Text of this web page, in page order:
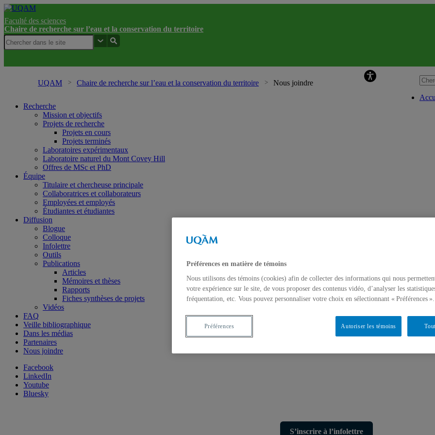
Faculté des sciences
Chaire de recherche sur l’eau et la conservation du territoire
UQAM Chaire de recherche sur l’eau et la conservation du territoire Nous joindre
Recherche
Mission et objectifs
Projets de recherche
Projets en cours
Projets terminés
Laboratoires expérimentaux
Laboratoire naturel du Mont Covey Hill
Offres de MSc et PhD
Équipe
Titulaire et chercheuse principale
Collaboratrices et collaborateurs
Employées et employés
Étudiantes et étudiantes
Diffusion
Blogue
Colloque
Infolettre
Outils
Publications
Articles
Mémoires et thèses
Rapports
Fiches synthèses de projets
Vidéos
FAQ
Veille bibliographique
Dans les médias
Partenaires
Nous joindre
Facebook
LinkedIn
Youtube
Bluesky
S’inscrire à l’infolettre
Préférences en matière de témoins
Nous utilisons des témoins (cookies) afin de collecter des informations qui nous
votre expérience sur le site, de vous proposer des contenus vidéo, d’analyser les
fréquentation, etc. Vous pouvez personnaliser votre choix en sélectionnant « Préférences ».
Autoriser les témoins
Préférences